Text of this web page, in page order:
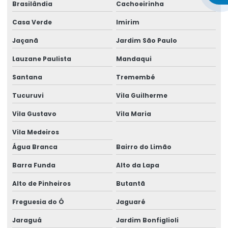
Aluguel gerador grande em salvador
Aluguel de gerador industrial
Aluguel de gerador industrial em salvador
Aluguel de gerador para obra
Aluguel de gerador para obra em salvador
Aluguel de gerador pequeno
Aluguel de gerador pequeno preço
Aluguel de gerador pequeno valor
Brasilândia
Cachoeirinha
Casa Verde Imirim
Jaçanã Jardim São Paulo
Lauzane Paulista Mandaqui
Santana Tremembé
Tucuruvi Vila Guilherme
Vila Gustavo Vila Maria
Vila Medeiros
Água Branca
Bairro do Limão
Barra Funda Alto da Lapa
Alto de Pinheiros Butantã
Freguesia do Ó Jaguaré
Jaraguá Jardim Bonfiglioli